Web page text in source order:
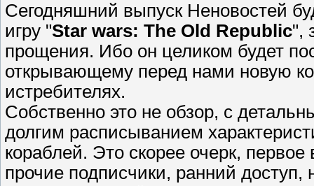
Сегодняшний выпуск Неновостей
игру "Star wars: The Old Republic",
прощения. Ибо он целиком будет
открывающему перед нами новую
истребителях.
Собственно это не обзор, с
долгим расписыванием
кораблей. Это скорее очерк,
прочие подписчики, ранний